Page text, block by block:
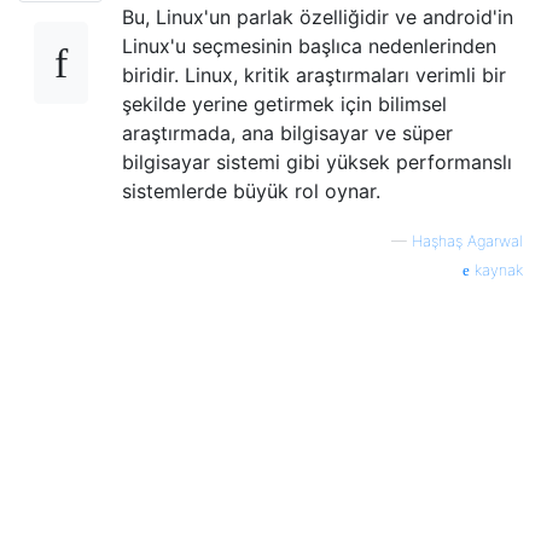
Bu, Linux'un parlak özelliğidir ve android'in
Linux'u seçmesinin başlıca nedenlerinden
biridir. Linux, kritik araştırmaları verimli bir
şekilde yerine getirmek için bilimsel
araştırmada, ana bilgisayar ve süper
bilgisayar sistemi gibi yüksek performanslı
sistemlerde büyük rol oynar.
— Haşhaş Agarwal
kaynak